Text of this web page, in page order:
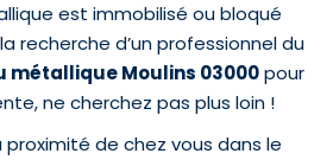
est immobilisé ou bloqué
recherche d’un professionnel du
métallique Moulins 03000pour
ne cherchez pas plus loin !
de chez vous dans le